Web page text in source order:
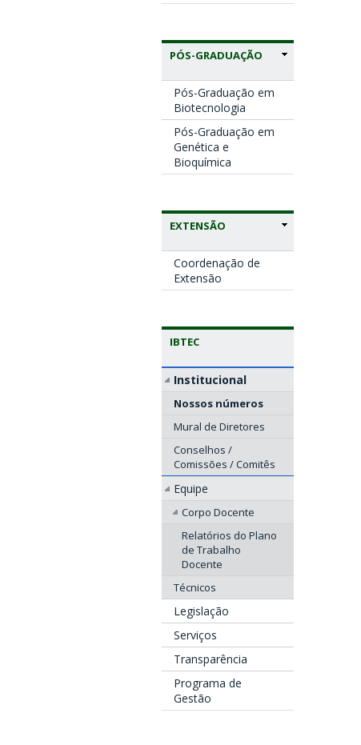
PÓS-GRADUAÇÃO
Pós-Graduação em
Biotecnologia
Pós-Graduação em
Genética e
Bioquímica
EXTENSÃO
Coordenação de
Extensão
IBTEC
Institucional
Nossos números
Mural de Diretores
Conselhos /
Comissões / Comitês
Equipe
Corpo Docente
Relatórios do Plano
de Trabalho
Docente
Técnicos
Legislação
Serviços
Transparência
Programa de
Gestão